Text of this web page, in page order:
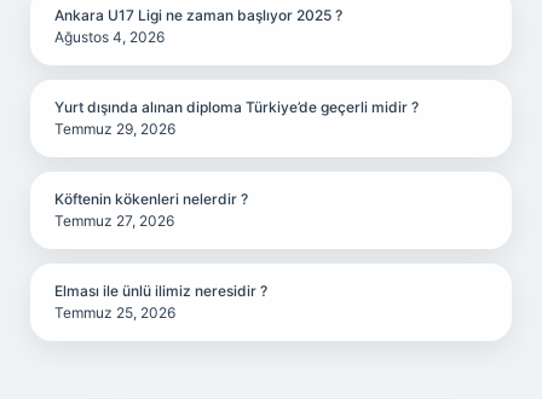
Ankara U17 Ligi ne zaman başlıyor 2025 ?
Ağustos 4, 2026
Yurt dışında alınan diploma Türkiye’de geçerli midir ?
Temmuz 29, 2026
Köftenin kökenleri nelerdir ?
Temmuz 27, 2026
Elması ile ünlü ilimiz neresidir ?
Temmuz 25, 2026